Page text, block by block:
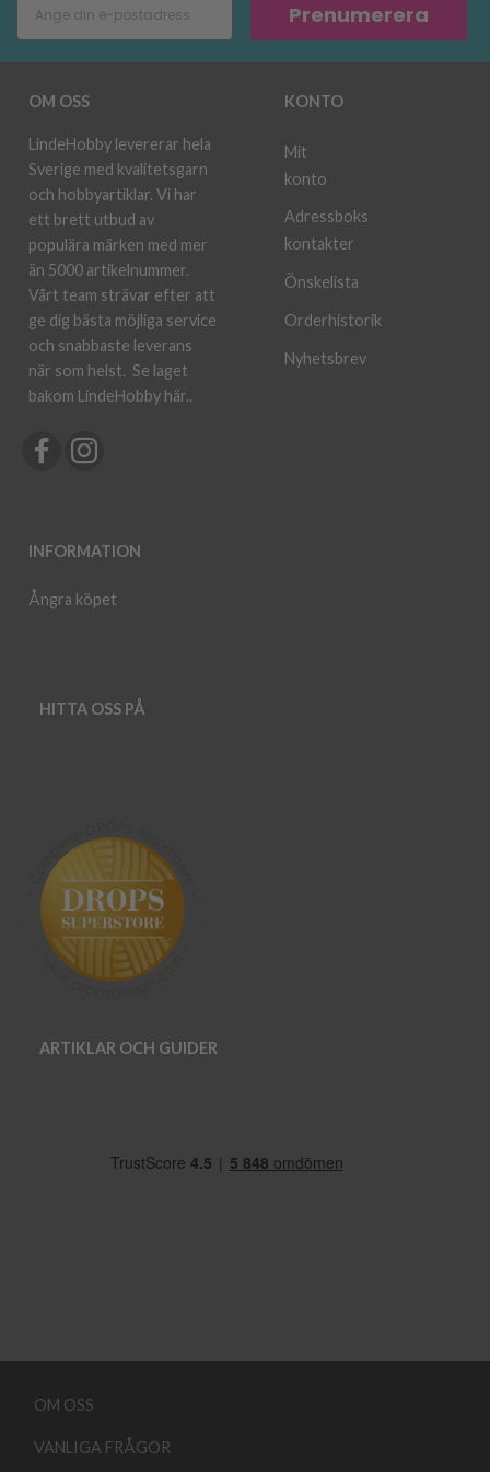
Prenumerera
OM OSS
LindeHobby levererar hela
Sverige med kvalitetsgarn
och hobbyartiklar. Vi har
ett brett utbud av
populära märken med mer
än 5000 artikelnummer.
Vårt team strävar efter att
ge dig bästa möjliga service
och snabbaste leverans
när som helst. Se laget
bakom LindeHobby här..
INFORMATION
Ångra köpet
KONTO
Mit
konto
Adressboks
kontakter
Önskelista
Orderhistorik
Nyhetsbrev
HITTA OSS PÅ
ARTIKLAR OCH GUIDER
OM OSS
VANLIGA FRÅGOR